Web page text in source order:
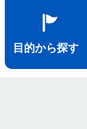
目的から探す